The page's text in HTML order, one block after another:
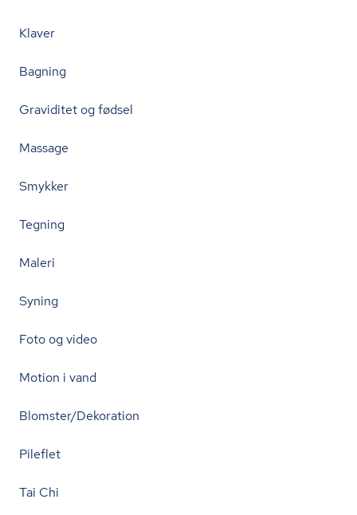
Klaver
Bagning
Graviditet og fødsel
Massage
Smykker
Tegning
Maleri
Syning
Foto og video
Motion i vand
Blomster/Dekoration
Pileflet
Tai Chi